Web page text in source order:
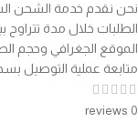
نحن نقدم خدمة الشحن
الموقع الجغرافي وحجم
متابعة عملية التوصيل
0 reviews